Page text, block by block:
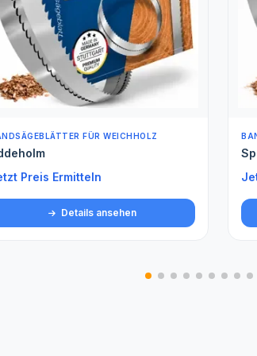
FÜR WEICHHOLZ
Preis Ermitteln
Details ansehen